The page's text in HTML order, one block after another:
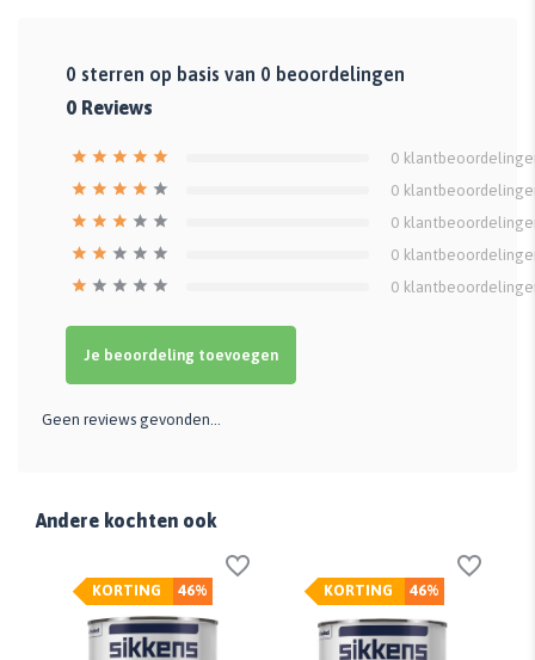
0 sterren op basis van 0 beoordelingen
0 Reviews
0
0
0
0
0
Je beoordeling toevoegen
Geen reviews gevonden...
Andere kochten ook
46%
KORTING 46%
KORTING